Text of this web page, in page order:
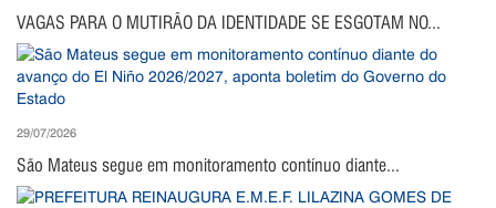
VAGAS PARA O MUTIRÃO DA IDENTIDADE SE ESGOTAM NO...
29/07/2026
São Mateus segue em monitoramento contínuo diante...